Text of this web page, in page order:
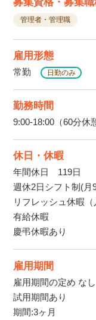
管理者・管理職
雇用形態
常勤 日勤のみ
勤務時間
9:00-18:00（60分休
休日・休暇
年間休日 119日
週休2日シフト制(月
リフレッシュ休暇（
有給休暇
慶弔休暇あり
雇用期間
雇用期間の定め なし
試用期間あり
期間:3ヶ月